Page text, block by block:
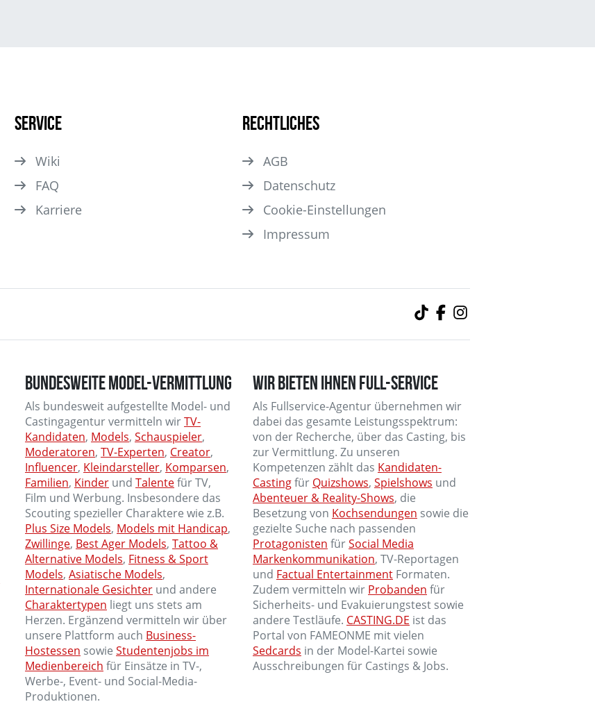
Service
Wiki
FAQ
Karriere
Rechtliches
AGB
Datenschutz
Cookie-Einstellungen
Impressum
BUNDESWEITE MODEL-VERMITTLUNG
Als bundesweit aufgestellte Model- und
Castingagentur vermitteln wirTV-
Kandidaten, Models, Schauspieler,
Moderatoren, TV-Experten, Creator,
Influencer, Kleindarsteller, Komparsen,
Familien, Kinder und Talentefür TV,
Film und Werbung. Insbesondere das
Scouting spezieller Charaktere wie z.B.
Plus Size Models, Models mit Handicap,
Zwillinge, Best Ager Models, Tattoo &
Alternative Models, Fitness & Sport
Models, Asiatische Models,
Internationale Gesichter und andere
Charaktertypen liegt uns stets am
Herzen. Ergänzend vermitteln wir über
unsere Plattform auch Business-
Hostessen sowie Studentenjobs im
Medienbereich für Einsätze in TV-,
Werbe-, Event- und Social-Media-
Produktionen.
WIR BIETEN IHNEN FULL-SERVICE
Als Fullservice-Agentur übernehmen wir
dabei das gesamte Leistungsspektrum:
von der Recherche, über das Casting, bis
zur Vermittlung. Zu unseren
Kompetenzen zählt das Kandidaten-
Castingfür Quizshows, Spielshows und
Abenteuer & Reality-Shows, die
Besetzung von Kochsendungen sowie die
gezielte Suche nach passenden
Protagonisten fürSocial Media
Markenkommunikation, TV-Reportagen
und Factual Entertainment Formaten.
Zudem vermitteln wir Probanden für
Sicherheits- und Evakuierungstest sowie
andere Testläufe. CASTING.DE ist das
Portal von FAMEONME mit vielen
Sedcards in der Model-Kartei sowie
Ausschreibungen für Castings & Jobs.